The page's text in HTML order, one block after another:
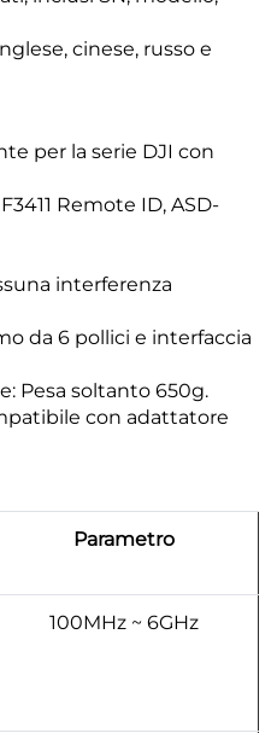
cinese, russo e
per la serie DJI con
Remote ID, ASD-
interferenza
da 6 pollici e interfaccia
Pesa soltanto 650g.
con adattatore
Parametro
100MHz ~ 6GHz